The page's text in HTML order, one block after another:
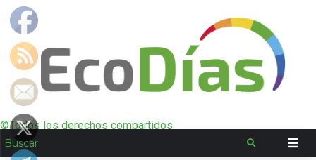
©Todos los derechos compartidos